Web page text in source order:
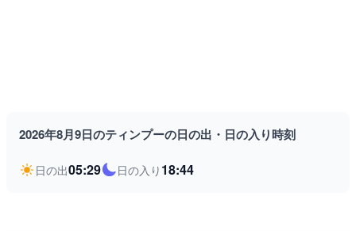
2026年8月9日のティンプーの日の出・日の入り時刻
日の出05:29 日の入り 18:44